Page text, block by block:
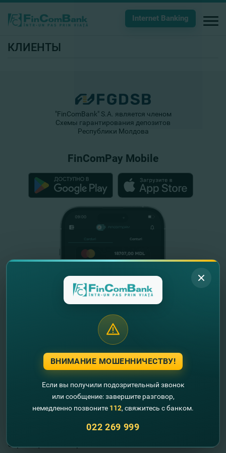
Internet Banking
КЛИЕНТЫ
Полезная информация
Страница инвестора
"FinComBank" S.A. является членом
Схемы гарантирования депозитов
Республики Молдова
FinComPay Mobile
ВНИМАНИЕ МОШЕННИЧЕСТВУ!
Если вы получили подозрительный звонок
или сообщение: завершите разговор,
немедленно позвоните 112, свяжитесь с банком.
022 269 999